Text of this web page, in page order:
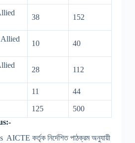
38 152
Allied
10 40
28 112
11 44
125
500
কর্তৃক নির্দেশিত পাঠক্রম অনুযায়ী